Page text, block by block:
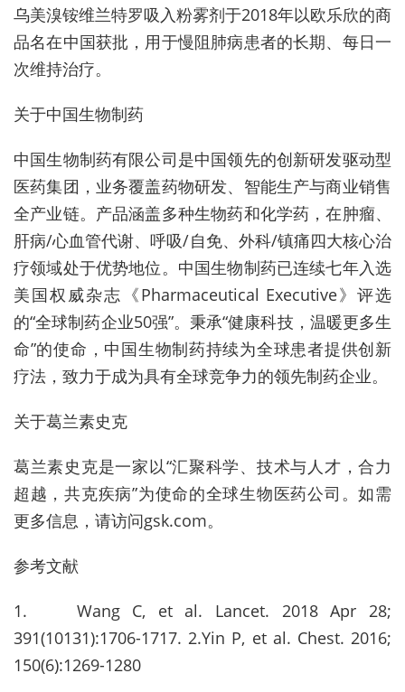
乌美溴铵维兰特罗吸入粉雾剂于2018年以欧乐欣的商
品名在中国获批，用于慢阻肺病患者的长期、每日一
次维持治疗。
关于中国生物制药
中国生物制药有限公司是中国领先的创新研发驱动型
医药集团，业务覆盖药物研发、智能生产与商业销售
全产业链。产品涵盖多种生物药和化学药，在肿瘤、
肝病/心血管代谢、呼吸/自免、外科/镇痛四大核心治
疗领域处于优势地位。中国生物制药已连续七年入选
美国权威杂志《Pharmaceutical Executive》评选
的“全球制药企业50强”。秉承“健康科技，温暖更多生
命”的使命，中国生物制药持续为全球患者提供创新
疗法，致力于成为具有全球竞争力的领先制药企业。
关于葛兰素史克
葛兰素史克是一家以“汇聚科学、技术与人才，合力
超越，共克疾病”为使命的全球生物医药公司。如需
更多信息，请访问gsk.com。
参考文献
1. Wang C, et al. Lancet. 2018 Apr 28;
391(10131):1706-1717. 2.Yin P, et al. Chest. 2016;
150(6):1269-1280